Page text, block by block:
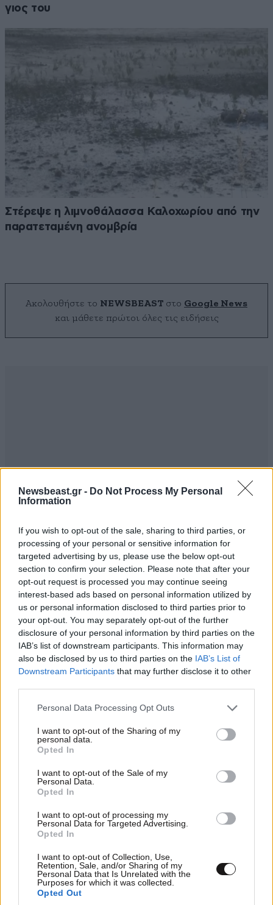
Newsbeast.gr - Do Not Process My Personal
Information
If you wish to opt-out of the sale, sharing to third parties, or
processing of your personal or sensitive information for
targeted advertising by us, please use the below opt-out
section to confirm your selection. Please note that after your
opt-out request is processed you may continue seeing
interest-based ads based on personal information utilized by
us or personal information disclosed to third parties prior to
your opt-out. You may separately opt-out of the further
disclosure of your personal information by third parties on the
IAB’s list of downstream participants. This information may
also be disclosed by us to third parties on the IAB’s List of
Downstream Participants that may further disclose it to other
Please note that this website/app uses one or more Google
not limited to your visit or usage behaviour. You may click to
grant or deny consent to Google and its third-party tags to
use your data for below specified purposes in below Google
consent section.
Personal Data Processing Opt Outs
I want to opt-out of the Sharing of my
personal data.
Opted In
I want to opt-out of the Sale of my
Personal Data.
Opted In
I want to opt-out of processing my
Personal Data for Targeted Advertising.
Opted In
I want to opt-out of Collection, Use,
Retention, Sale, and/or Sharing of my
Personal Data that Is Unrelated with the
Purposes for which it was collected.
Opted Out
γιος του
Στέρεψε η λιμνοθάλασσα Καλοχωρίου από την
παρατεταμένη ανομβρία
Ακολουθήστε το NEWSBEAST στο Google News
και μάθετε πρώτοι όλες τις ειδήσεις
0 ΣΧΌΛΙΑ ΑΝΑΓΝΩΣΤΏΝ
ΠΡΟΣΘΕΣΤΕ ΤΟ ΣΧΟΛΙΟ ΣΑΣ
Xαρακτήρες: 0/1000